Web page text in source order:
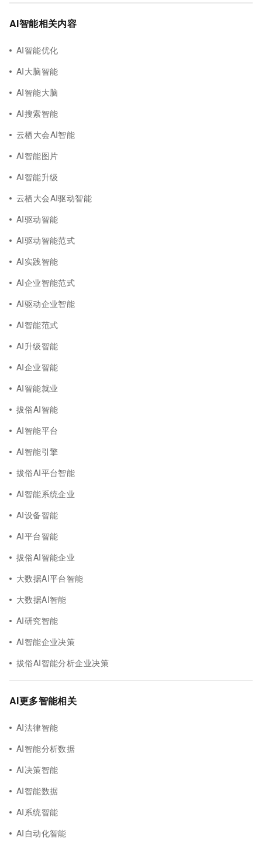
AI智能相关内容
AI智能优化
AI大脑智能
AI智能大脑
AI搜索智能
云栖大会AI智能
AI智能图片
AI智能升级
云栖大会AI驱动智能
AI驱动智能
AI驱动智能范式
AI实践智能
AI企业智能范式
AI驱动企业智能
AI智能范式
AI升级智能
AI企业智能
AI智能就业
拔俗AI智能
AI智能平台
AI智能引擎
拔俗AI平台智能
AI智能系统企业
AI设备智能
AI平台智能
拔俗AI智能企业
大数据AI平台智能
大数据AI智能
AI研究智能
AI智能企业决策
拔俗AI智能分析企业决策
AI更多智能相关
AI法律智能
AI智能分析数据
AI决策智能
AI智能数据
AI系统智能
AI自动化智能